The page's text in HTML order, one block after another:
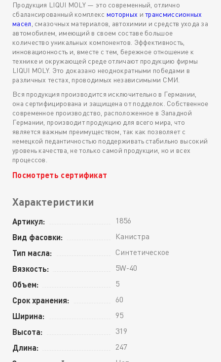
Продукция LIQUI MOLY — это современный, отлично
сбалансированный комплекс моторных итрансмиссионных
масел , смазочных материалов, автохимии и средств ухода за
автомобилем, имеющий в своем составе большое
количество уникальных компонентов. Эффективность,
инновационность и, вместе с тем, бережное отношение к
технике и окружающей среде отличают продукцию фирмы
LIQUI MOLY. Это доказано неоднократными победами в
различных тестах, проводимых независимыми СМИ.
Вся продукция производится исключительно в Германии,
она сертифицирована и защищена от подделок. Собственное
современное производство, расположенное в Западной
Германии, производит продукцию для всего мира, что
является важным преимуществом, так как позволяет с
немецкой педантичностью поддерживать стабильно высокий
уровень качества, не только самой продукции, но и всех
процессов.
Посмотреть сертификат
Характеристики
Артикул: 1856
Вид фасовки: Канистра
Тип масла: Синтетическое
Вязкость: 5W-40
Объем: 5
Срок хранения: 60
Ширина: 95
Высота: 319
Длина: 247